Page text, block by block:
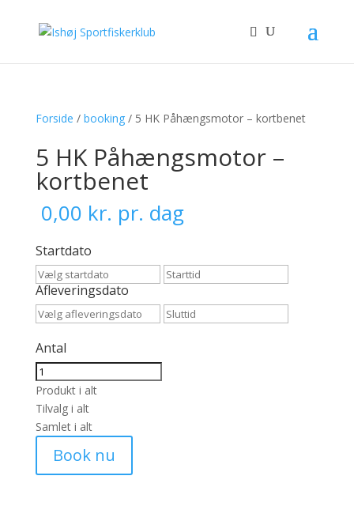
Forside / booking/ 5 HK Påhængsmotor – kortbenet
5 HK Påhængsmotor –
kortbenet
0,00 kr. pr. dag
Startdato
Afleveringsdato
Antal
Produkt i alt
Tilvalg i alt
Samlet i alt
Book nu